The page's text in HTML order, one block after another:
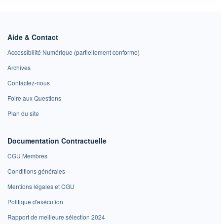
Aide & Contact
Accessibilité Numérique (partiellement conforme)
Archives
Contactez-nous
Foire aux Questions
Plan du site
Documentation Contractuelle
CGU Membres
Conditions générales
Mentions légales et CGU
Politique d'exécution
Rapport de meilleure sélection 2024